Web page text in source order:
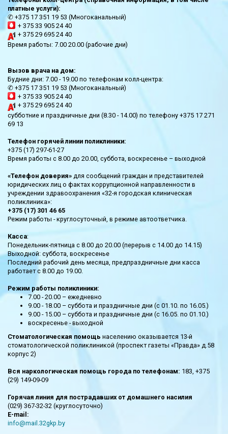
платные услуги):
✆ +375 17 351 19 53 (Многоканальный)
+ 375 33 905 24 40
+ 375 29 695 24 40
Время работы: 7.00 20.00 (рабочие дни)
Вызов врача на дом:
Будние дни: 7.00 - 19.00 по телефонам колл-центра:
✆ +375 17 351 19 53 (Многоканальный)
+ 375 33 905 24 40
+ 375 29 695 24 40
субботние и праздничные дни (8.30 - 14.00) по телефону +375 17 271
69 13
Телефон горячей линии поликлиники:
+375 (17) 297-61-27
Время работы с 8.00 до 20.00, суббота, воскресенье – выходной
«Телефон доверия» для сообщений граждан и представителей
юридических лиц о фактах коррупционной направленности в
учреждении здравоохранения «32-я городская клиническая
поликлиника»:
+375 (17) 301 46 65
Режим работы - круглосуточный, в режиме автоответчика.
Касса:
Понедельник-пятница с 8.00 до 20.00 (перерыв с 14.00 до 14.15)
Выходной: суббота, воскресенье
Последний рабочий день месяца, предпраздничные дни касса
работает с 8.00 до 19.00.
Режим работы поликлиники:
7.00 - 20.00 – ежедневно
9.00 - 18.00 – суббота и праздничные дни (с 01.10. по 16.05.)
9.00 - 15.00 – суббота и праздничные дни (с 16.05. по 01.10.)
воскресенье - выходной
Стоматологическая помощь населению оказывается 13-й
стоматологической поликлиникой (проспект газеты «Правда» д.58
корпус 2)
Вся наркологическая помощь города по телефонам: 183, +375
(29) 149-09-09
Горячая линия для пострадавших от домашнего насилия
(029) 367-32-32 (круглосуточно)
E-mail:
info@mail.32gkp.by